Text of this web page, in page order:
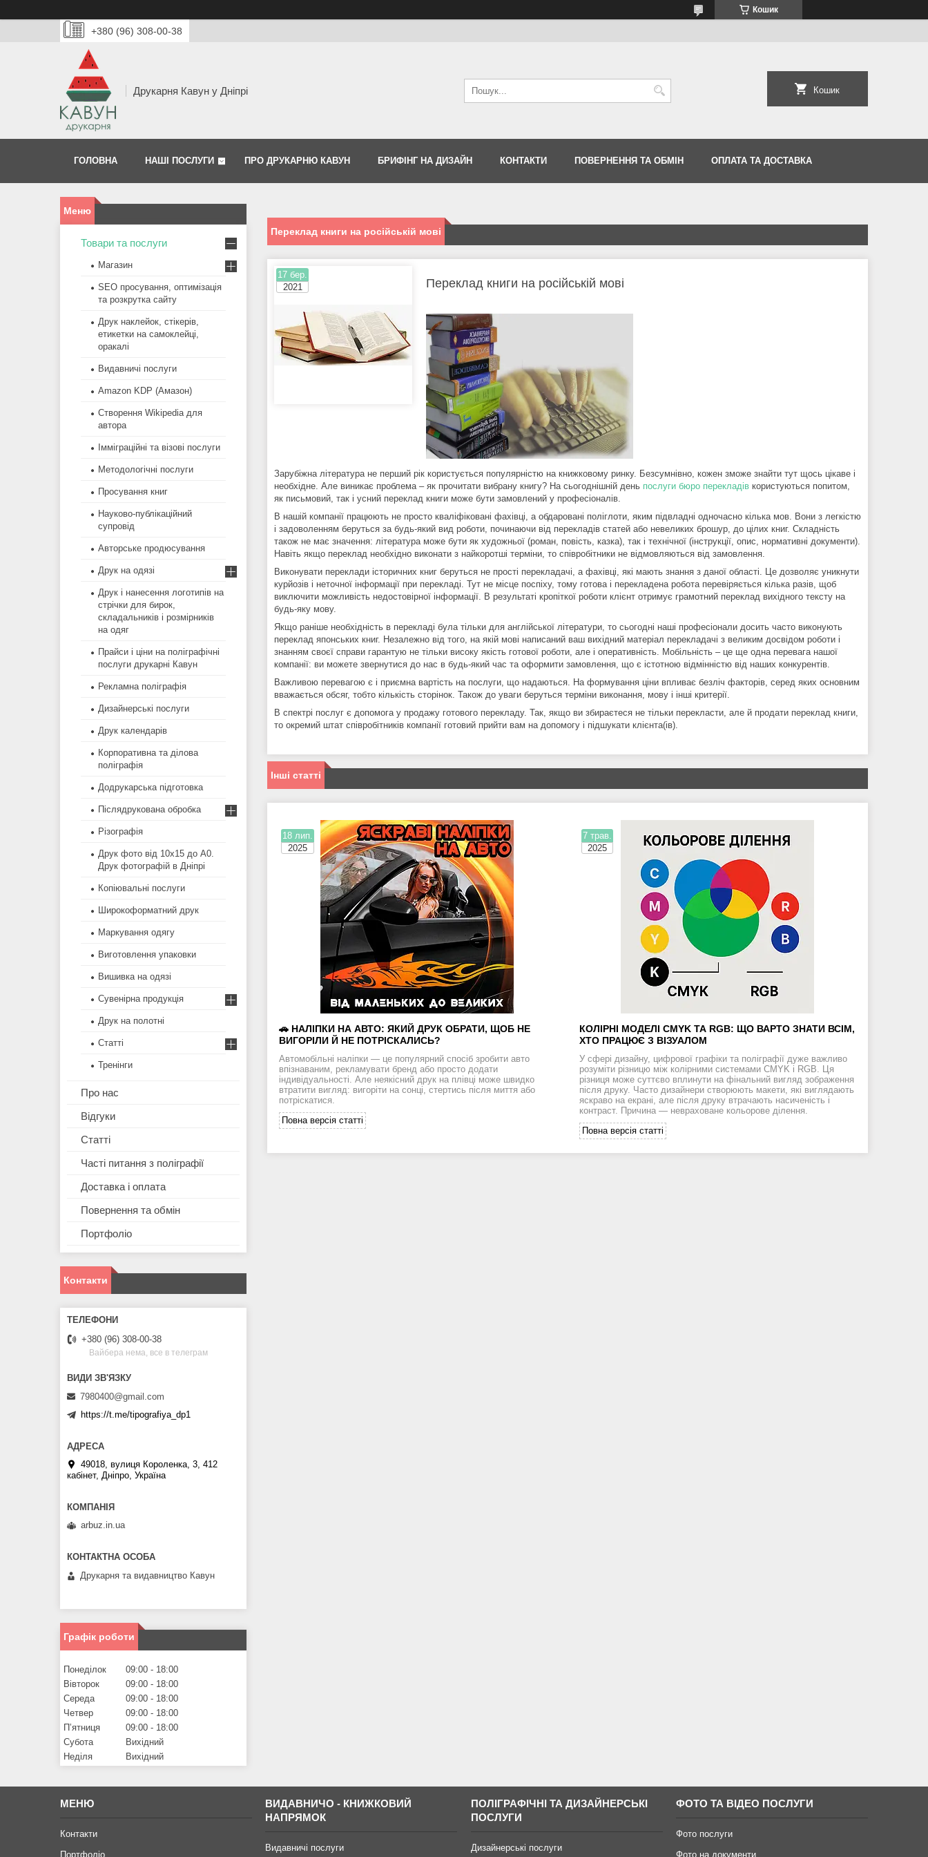
Кошик
+380 (96) 308-00-38
Друкарня Кавун у Дніпрі Кошик
ГОЛОВНА НАШІ ПОСЛУГИ ПРО ДРУКАРНЮ КАВУН БРИФІНГ НА ДИЗАЙН КОНТАКТИ ПОВЕРНЕННЯ ТА ОБМІН ОПЛАТА ТА ДОСТАВКА
Переклад книги на російській мові
17 бер.
2021
Переклад книги на російській мові
Зарубіжна література не перший рік користується популярністю на книжковому ринку. Безсумнівно, кожен зможе знайти тут щось цікаве і
необхідне. Але виникає проблема – як прочитати вибрану книгу? На сьогоднішній день послуги бюро перекладів користуються попитом,
як письмовий, так і усний переклад книги може бути замовлений у професіоналів.
В нашій компанії працюють не просто кваліфіковані фахівці, а обдаровані поліглоти, яким підвладні одночасно кілька мов. Вони з легкістю
і задоволенням беруться за будь-який вид роботи, починаючи від перекладів статей або невеликих брошур, до цілих книг. Складність
також не має значення: література може бути як художньої (роман, повість, казка), так і технічної (інструкції, опис, нормативні документи).
Навіть якщо переклад необхідно виконати з найкоротші терміни, то співробітники не відмовляються від замовлення.
Виконувати переклади історичних книг беруться не прості перекладачі, а фахівці, які мають знання з даної області. Це дозволяє уникнути
курйозів і неточної інформації при перекладі. Тут не місце поспіху, тому готова і перекладена робота перевіряється кілька разів, щоб
виключити можливість недостовірної інформації. В результаті кропіткої роботи клієнт отримує грамотний переклад вихідного тексту на
будь-яку мову.
Якщо раніше необхідність в перекладі була тільки для англійської літератури, то сьогодні наші професіонали досить часто виконують
переклад японських книг. Незалежно від того, на якій мові написаний ваш вихідний матеріал перекладачі з великим досвідом роботи і
знанням своєї справи гарантую не тільки високу якість готової роботи, але і оперативність. Мобільність – це ще одна перевага нашої
компанії: ви можете звернутися до нас в будь-який час та оформити замовлення, що є істотною відмінністю від наших конкурентів.
Важливою перевагою є і приємна вартість на послуги, що надаються. На формування ціни впливає безліч факторів, серед яких основним
вважається обсяг, тобто кількість сторінок. Також до уваги беруться терміни виконання, мову і інші критерії.
В спектрі послуг є допомога у продажу готового перекладу. Так, якщо ви збираєтеся не тільки перекласти, але й продати переклад книги,
то окремий штат співробітників компанії готовий прийти вам на допомогу і підшукати клієнта(ів).
Інші статті
18 лип.
2025
🚗 НАЛІПКИ НА АВТО: ЯКИЙ ДРУК ОБРАТИ, ЩОБ НЕ
ВИГОРІЛИ Й НЕ ПОТРІСКАЛИСЬ?
Автомобільні наліпки — це популярний спосіб зробити авто
впізнаваним, рекламувати бренд або просто додати
індивідуальності. Але неякісний друк на плівці може швидко
втратити вигляд: вигоріти на сонці, стертись після миття або
потріскатися.
Повна версія статті
7 трав.
2025
КОЛІРНІ МОДЕЛІ CMYK ТА RGB: ЩО ВАРТО ЗНАТИ ВСІМ,
ХТО ПРАЦЮЄ З ВІЗУАЛОМ
У сфері дизайну, цифрової графіки та поліграфії дуже важливо
розуміти різницю між колірними системами CMYK і RGB. Ця
різниця може суттєво вплинути на фінальний вигляд зображення
після друку. Часто дизайнери створюють макети, які виглядають
яскраво на екрані, але після друку втрачають насиченість і
контраст. Причина — невраховане кольорове ділення.
Повна версія статті
Товари та послуги
Магазин
SEO просування, оптимізація
та розкрутка сайту
Друк наклейок, стікерів,
етикетки на самоклейці,
оракалі
Видавничі послуги
Amazon KDP (Амазон)
Створення Wikipedia для
автора
Імміграційні та візові послуги
Методологічні послуги
Просування книг
Науково-публікаційний
супровід
Авторське продюсування
Друк на одязі
Друк і нанесення логотипів на
стрічки для бирок,
складальників і розмірників
на одяг
Прайси і ціни на поліграфічні
послуги друкарні Кавун
Рекламна поліграфія
Дизайнерські послуги
Друк календарів
Корпоративна та ділова
поліграфія
Додрукарська підготовка
Післядрукована обробка
Різографія
Друк фото від 10х15 до А0.
Друк фотографій в Дніпрі
Копіювальні послуги
Широкоформатний друк
Маркування одягу
Виготовлення упаковки
Вишивка на одязі
Сувенірна продукція
Друк на полотні
Статті
Тренінги
Про нас
Відгуки
Статті
Часті питання з поліграфії
Доставка і оплата
Повернення та обмін
Портфоліо
Контакти
+380 (96) 308-00-38
Вайбера нема, все в телеграм
7980400@gmail.com
https://t.me/tipografiya_dp1
49018, вулиця Короленка, 3, 412
кабінет, Дніпро, Україна
arbuz.in.ua
Друкарня та видавництво Кавун
Графік роботи
Понеділок 09:00
18:00
Вівторок
09:00
18:00
Середа
09:00
18:00
Четвер
09:00
18:00
Пʼятниця
09:00
18:00
Субота
Вихідний
Неділя
Вихідний
МЕНЮ
Контакти
Портфоліо
ВИДАВНИЧО - КНИЖКОВИЙ
НАПРЯМОК
Видавничі послуги
ПОЛІГРАФІЧНІ ТА ДИЗАЙНЕРСЬКІ
ПОСЛУГИ
Дизайнерські послуги
ФОТО ТА ВІДЕО ПОСЛУГИ
Фото послуги
Фото на документи